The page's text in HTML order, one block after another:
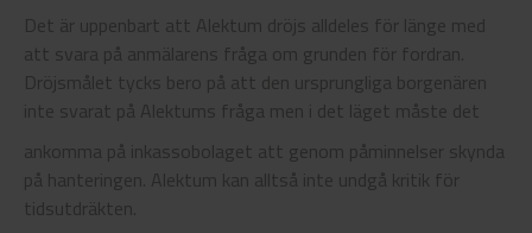
Det är uppenbart att Alektum dröjs alldeles för länge med
att svara på anmälarens fråga om grunden för fordran.
Dröjsmålet tycks bero på att den ursprungliga borgenären
inte svarat på Alektums fråga men i det läget måste det
ankomma på inkassobolaget att genom påminnelser skynda
på hanteringen. Alektum kan alltså inte undgå kritik för
tidsutdräkten.